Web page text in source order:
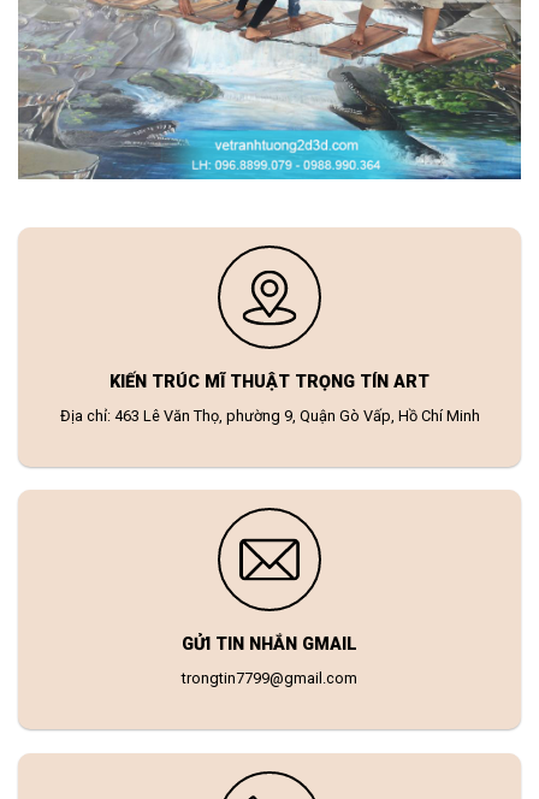
KIẾN TRÚC MĨ THUẬT TRỌNG TÍN ART
Địa chỉ: 463 Lê Văn Thọ, phường 9, Quận Gò Vấp, Hồ Chí Minh
GỬI TIN NHẮN GMAIL
trongtin7799@gmail.com